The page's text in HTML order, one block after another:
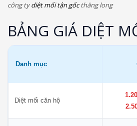
công tydiệt mối tận gốcthăng long
BẢNG GIÁ DIỆT
Danh mục
Diệt mối căn hộ